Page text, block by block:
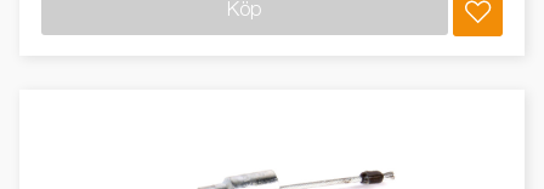
Köp